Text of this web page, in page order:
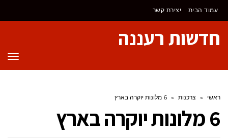
לתוכן
עמוד הבית יצירת קשר
חדשות רעננה
ראשי » צרכנות » 6 מלונות יוקרה בארץ
6 מלונות יוקרה בארץ